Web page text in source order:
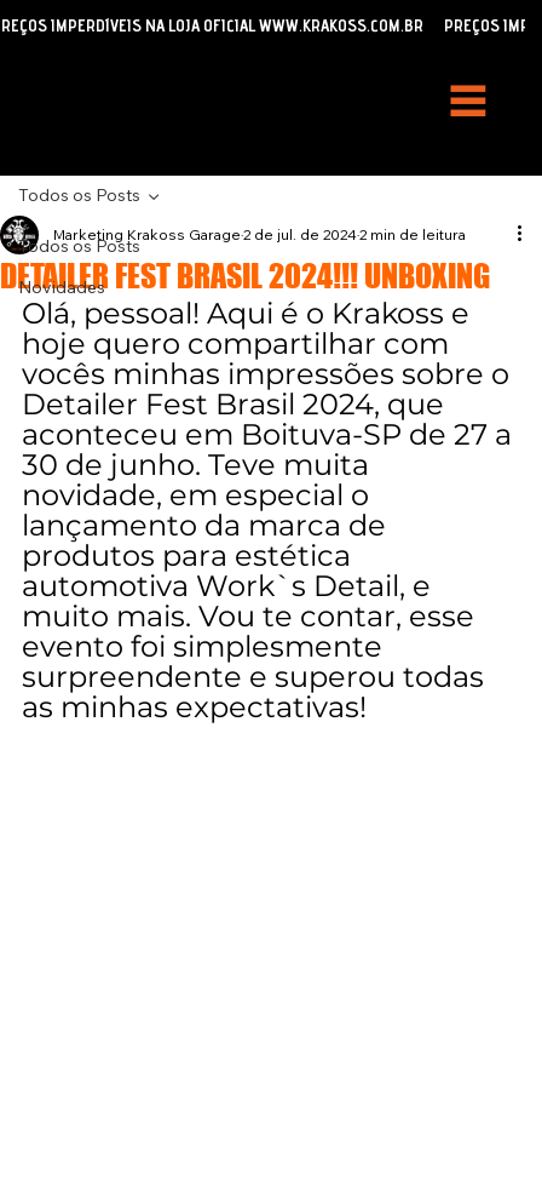
IMPERDÍVEIS NA LOJA OFICIAL WWW.KRAKOSS.COM.BR
Todos os Posts
Novidades
Todos os Posts
DETAILER FEST BRASIL 2024!!! UNBOXING
Marketing Krakoss Garage 2 de jul. de 20242 min de leitura
Olá, pessoal! Aqui é o Krakoss e
hoje quero compartilhar com
vocês minhas impressões sobre o
Detailer Fest Brasil 2024, que
aconteceu em Boituva-SP de 27 a
30 de junho. Teve muita
novidade, em especial o
lançamento da marca de
produtos para estética
automotiva Work`s Detail, e
muito mais. Vou te contar, esse
evento foi simplesmente
surpreendente e superou todas
as minhas expectativas!